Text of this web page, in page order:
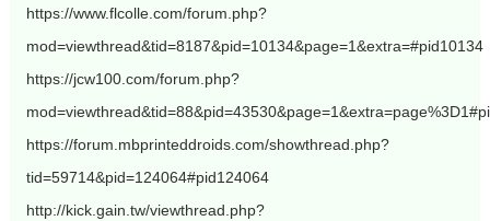
https://www.flcolle.com/forum.php?
mod=viewthread&tid=8187&pid=10134&page=1&extra=#pid10134
https://jcw100.com/forum.php?
https://forum.mbprinteddroids.com/showthread.php?
tid=59714&pid=124064#pid124064
http://kick.gain.tw/viewthread.php?